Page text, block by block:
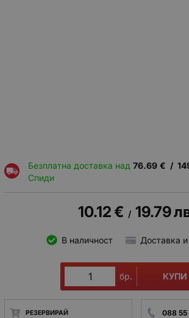
Безплатна доставка над 76.69 € /
Спиди
10.12€ / 19.79
В наличност Доставка
бр. КУПИ
РЕЗЕРВИРАЙ 088 55